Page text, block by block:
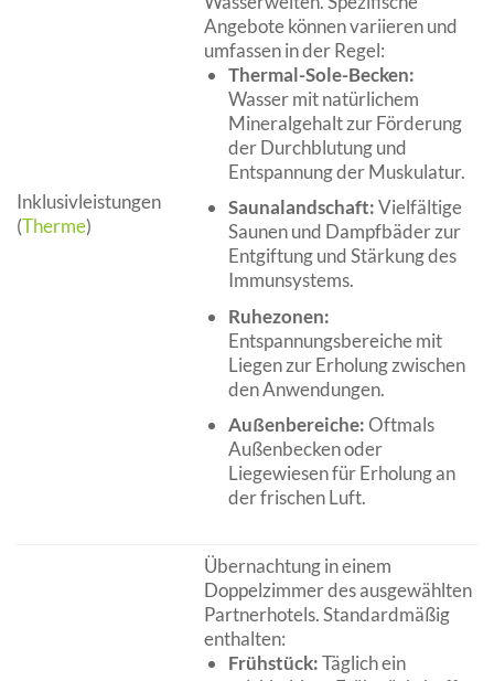
Inklusivleistungen
(Therme)
Angebote können variieren und
umfassen in der Regel:
Thermal-Sole-Becken:
Wasser mit natürlichem
Mineralgehalt zur Förderung
der Durchblutung und
Entspannung der Muskulatur.
Saunalandschaft:Vielfältige
Saunen und Dampfbäder zur
Entgiftung und Stärkung des
Immunsystems.
Ruhezonen:
Entspannungsbereiche mit
Liegen zur Erholung zwischen
den Anwendungen.
Außenbereiche:Oftmals
Außenbecken oder
Liegewiesen für Erholung an
der frischen Luft.
Übernachtung in einem
Doppelzimmer des ausgewählten
Partnerhotels. Standardmäßig
enthalten:
Frühstück:Täglich ein